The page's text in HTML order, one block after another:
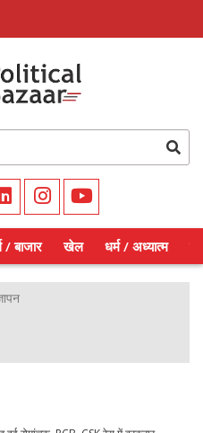
/ बाजार खेल धर्म / अध्यात्म